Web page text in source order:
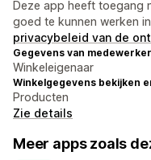
Deze app heeft toegang
goed te kunnen werken
privacybeleid van de
Gegevens van
Winkeleigenaar
Winkelgegevens bekijken
Producten
Zie details
Meer apps zoals